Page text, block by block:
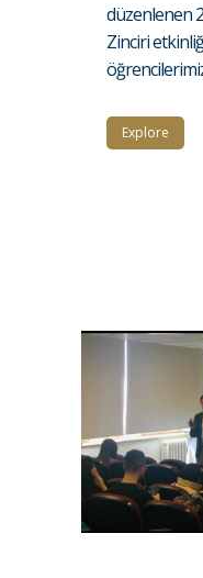
düzenlenen
Zinciri
Explore